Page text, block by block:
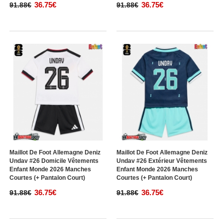
91.88€ 36.75€ 91.88€ 36.75€
Maillot De Foot Allemagne Deniz
Undav #26 Domicile Vêtements
Enfant Monde 2026 Manches
Courtes (+ Pantalon Court)
91.88€ 36.75€
Maillot De Foot Allemagne Deniz
Undav #26 Extérieur Vêtements
Enfant Monde 2026 Manches
Courtes (+ Pantalon Court)
91.88€ 36.75€